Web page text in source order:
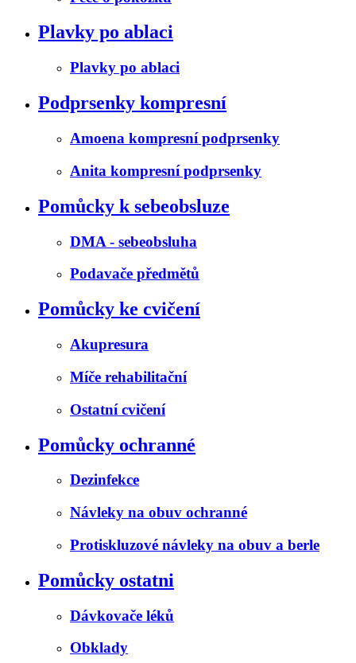
Plavky po ablaci
Plavky po ablaci
Podprsenky kompresní
Amoena kompresní podprsenky
Anita kompresní podprsenky
Pomůcky k sebeobsluze
DMA - sebeobsluha
Podavače předmětů
Pomůcky ke cvičení
Akupresura
Míče rehabilitační
Ostatní cvičení
Pomůcky ochranné
Dezinfekce
Návleky na obuv ochranné
Protiskluzové návleky na obuv a berle
Pomůcky ostatni
Dávkovače léků
Obklady